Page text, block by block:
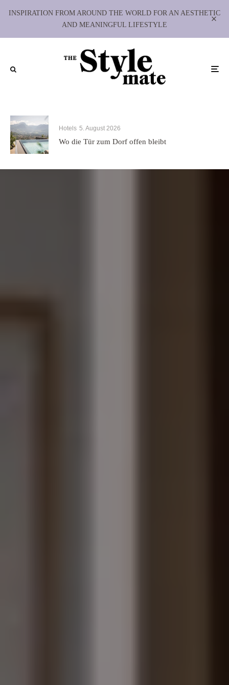
INSPIRATION FROM AROUND THE WORLD FOR AN AESTHETIC
AND MEANINGFUL LIFESTYLE
Hotels 5. August 2026
Wo die Tür zum Dorf offen bleibt